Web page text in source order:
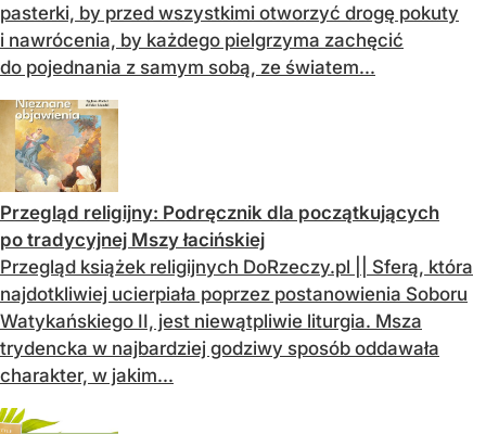
pasterki, by przed wszystkimi otworzyć drogę pokuty
i nawrócenia, by każdego pielgrzyma zachęcić
do pojednania z samym sobą, ze światem...
Przegląd religijny: Podręcznik dla początkujących
po tradycyjnej Mszy łacińskiej
Przegląd książek religijnych DoRzeczy.pl || Sferą, która
najdotkliwiej ucierpiała poprzez postanowienia Soboru
Watykańskiego II, jest niewątpliwie liturgia. Msza
trydencka w najbardziej godziwy sposób oddawała
charakter, w jakim...